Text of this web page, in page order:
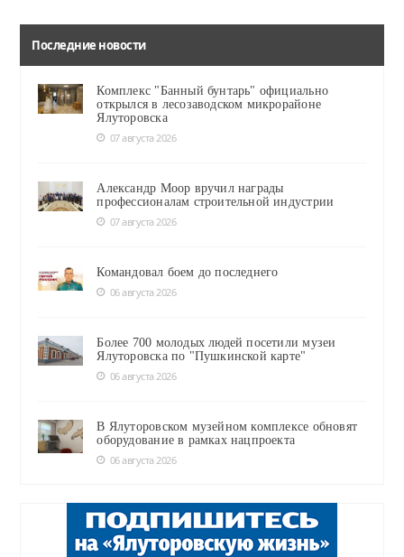
Последние новости
Комплекс "Банный бунтарь" официально
открылся в лесозаводском микрорайоне
Ялуторовска
07 августа 2026
Александр Моор вручил награды
профессионалам строительной индустрии
07 августа 2026
Командовал боем до последнего
06 августа 2026
Более 700 молодых людей посетили музеи
Ялуторовска по "Пушкинской карте"
06 августа 2026
В Ялуторовском музейном комплексе обновят
оборудование в рамках нацпроекта
06 августа 2026